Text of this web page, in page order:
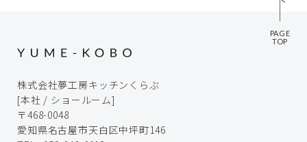
株式会社夢工房キッチンくらぶ
[本社 / ショールーム]
〒468-0048
愛知県名古屋市天白区中坪町146
PAGE
TOP